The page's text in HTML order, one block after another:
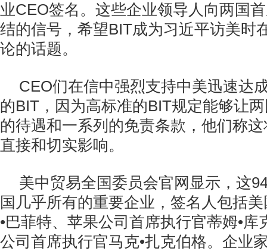
业CEO签名。这些企业领导人向两国
结的信号，希望BIT成为习近平访美时
论的话题。
CEO们在信中强烈支持中美迅速达
的BIT，因为高标准的BIT规定能够让
的待遇和一系列的免责条款，他们称
直接和切实影响。
美中贸易全国委员会官网显示，这
国几乎所有的重要企业，签名人包括
•巴菲特、苹果公司首席执行官蒂姆•库
公司首席执行官马克•扎克伯格。企业